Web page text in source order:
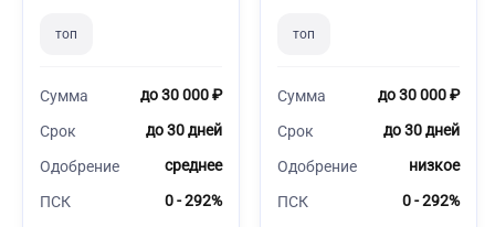
топ
Сумма до 30 000 ₽
Срок до 30 дней
Одобрение среднее
ПСК 0 - 292%
топ
Сумма до 30 000 ₽
Срок до 30 дней
Одобрение низкое
ПСК 0 - 292%